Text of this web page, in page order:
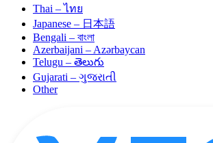
Thai – ไทย
Japanese – 日本語
Bengali – বাংলা
Azerbaijani – Azərbaycan
Telugu – తెలుగు
Gujarati – ગુજરાતી
Other